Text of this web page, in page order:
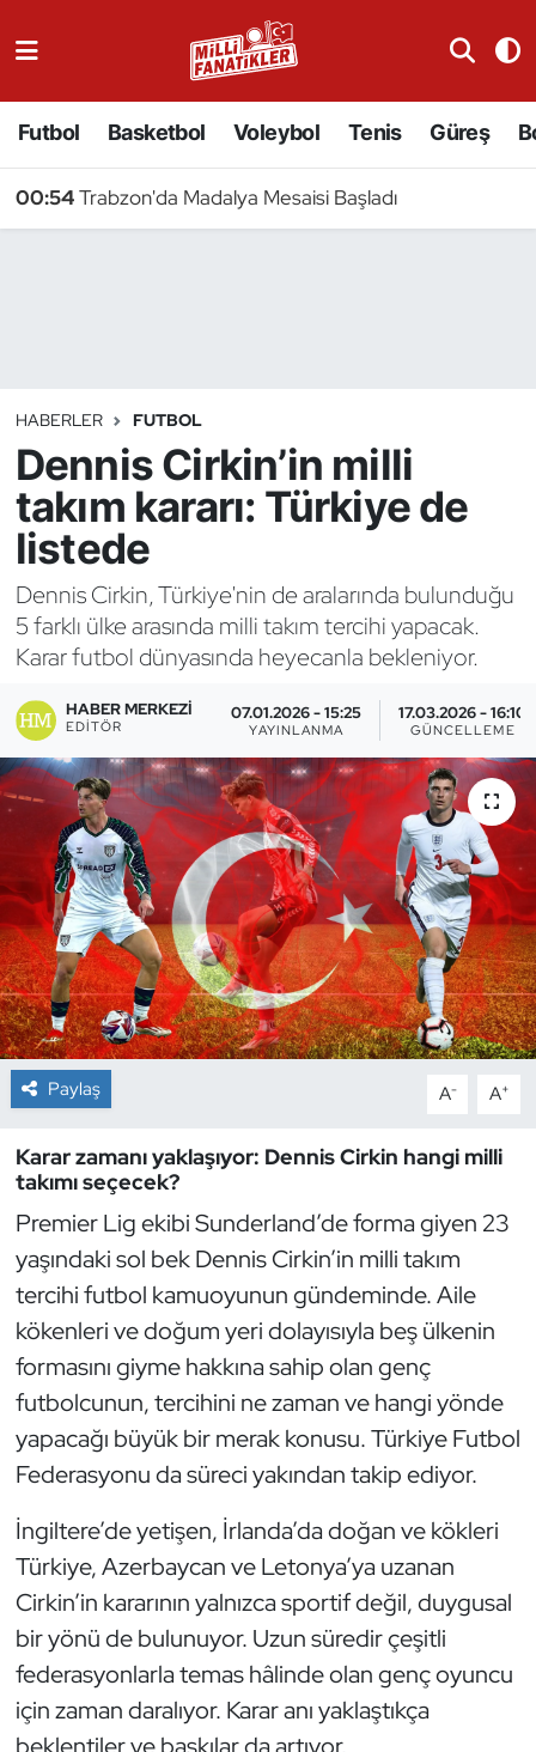
Futbol Basketbol Voleybol Tenis Güreş
00:54Trabzon'da Madalya Mesaisi Başladı
HABERLER FUTBOL
Dennis Cirkin’in milli
takım kararı: Türkiye de
listede
Dennis Cirkin, Türkiye'nin de aralarında bulunduğu
5 farklı ülke arasında milli takım tercihi yapacak.
Karar futbol dünyasında heyecanla bekleniyor.
HABER MERKEZI
EDITÖR
07.01.2026 - 15:25
YAYINLANMA
17.03.2026 - 16:10
GÜNCELLEME
Paylaş A- A+
Karar zamanı yaklaşıyor: Dennis Cirkin hangi milli
takımı seçecek?
Premier Lig ekibi Sunderland’de forma giyen 23
yaşındaki sol bek Dennis Cirkin’in milli takım
tercihi futbol kamuoyunun gündeminde. Aile
kökenleri ve doğum yeri dolayısıyla beş ülkenin
formasını giyme hakkına sahip olan genç
futbolcunun, tercihini ne zaman ve hangi yönde
yapacağı büyük bir merak konusu. Türkiye Futbol
Federasyonu da süreci yakından takip ediyor.
İngiltere’de yetişen, İrlanda’da doğan ve kökleri
Türkiye, Azerbaycan ve Letonya’ya uzanan
Cirkin’in kararının yalnızca sportif değil, duygusal
bir yönü de bulunuyor. Uzun süredir çeşitli
federasyonlarla temas hâlinde olan genç oyuncu
için zaman daralıyor. Karar anı yaklaştıkça
beklentiler ve baskılar da artıyor.
Badminton
Binicilik
Bisiklet
Bocce Bowling Dart
Boks
Briç
Buz Hokeyi
Buz Pateni
Çim Hokeyi
Cimnastik
Curling
Dağcılık
Dövüş Sanatı
E-Spor
Eskrim
Futbol
Futsal
Genel
Golf
Güreş
Halter
Hava Sporları